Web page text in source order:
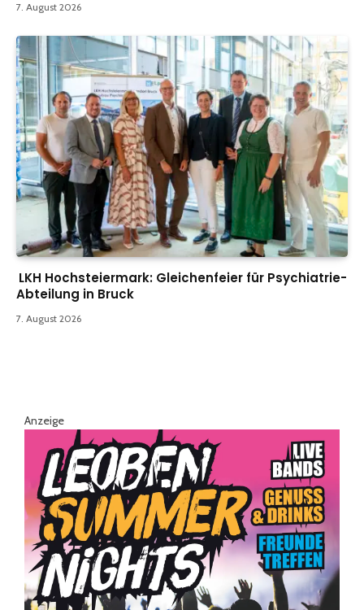
7. August 2026
LKH Hochsteiermark: Gleichenfeier für Psychiatrie-
Abteilung in Bruck
7. August 2026
Anzeige